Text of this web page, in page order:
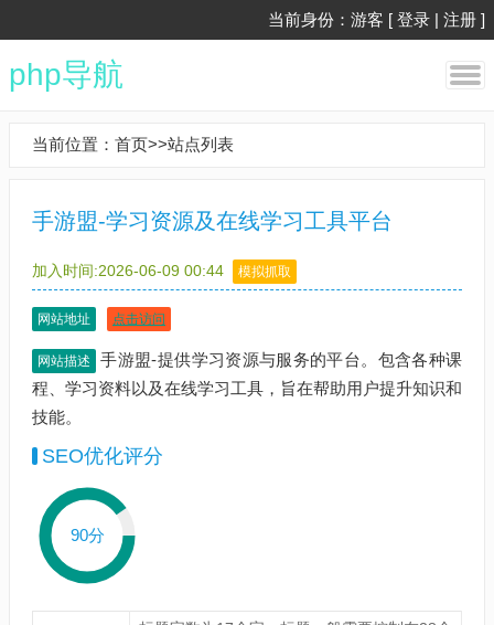
当前身份：游客 [ 登录 | 注册 ]
php导航
当前位置： 首页>>站点列表
手游盟-学习资源及在线学习工具平台
加入时间:2026-06-09 00:44 模拟抓取
网站地址 点击访问
网站描述
手游盟-提供学习资源与服务的平台。包含各种课
程、学习资料以及在线学习工具，旨在帮助用户提升知识和
技能。
SEO优化评分
90分